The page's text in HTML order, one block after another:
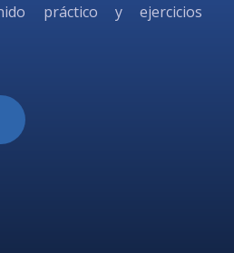
práctico y ejercicios